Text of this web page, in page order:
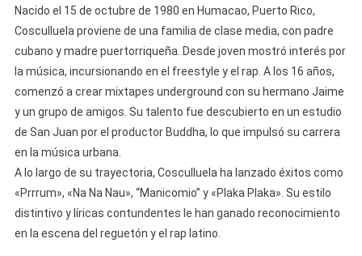
Nacido el 15 de octubre de 1980 en Humacao, Puerto Rico,
Cosculluela proviene de una familia de clase media, con padre
cubano y madre puertorriqueña. Desde joven mostró interés por
la música, incursionando en el freestyle y el rap. A los 16 años,
comenzó a crear mixtapes underground con su hermano Jaime
y un grupo de amigos. Su talento fue descubierto en un estudio
de San Juan por el productor Buddha, lo que impulsó su carrera
en la música urbana.
A lo largo de su trayectoria, Cosculluela ha lanzado éxitos como
«Prrrum», «Na Na Nau», “Manicomio” y «Plaka Plaka». Su estilo
distintivo y líricas contundentes le han ganado reconocimiento
en la escena del reguetón y el rap latino.